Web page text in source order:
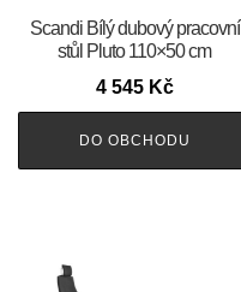
Scandi Bílý dubový pracovní
stůl Pluto 110×50 cm
4 545 Kč
DO OBCHODU